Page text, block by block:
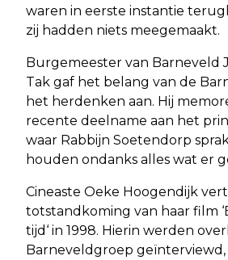
waren in eerste instantie
zij hadden niets meegemaakt.
Burgemeester van Barneveld
Tak gaf het belang van de
het herdenken aan. Hij
recente deelname aan het
waar Rabbijn Soetendorp
houden ondanks alles wat er
Cineaste Oeke Hoogendijk
totstandkoming van haar film
tijd‘ in 1998. Hierin werden
Barneveldgroep geïnterviewd,